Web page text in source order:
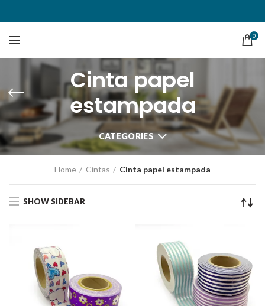
0
Cinta papel
estampada
CATEGORIES
Home Cintas Cinta papel estampada
SHOW SIDEBAR